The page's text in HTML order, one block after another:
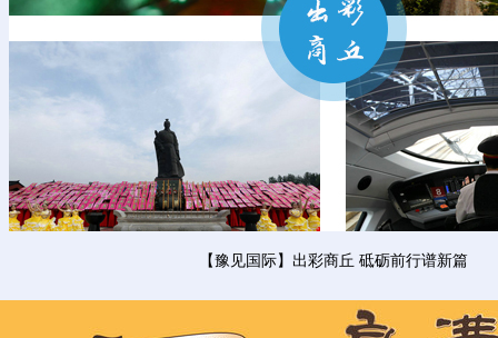
【豫见国际】出彩商丘 砥砺前行谱新篇